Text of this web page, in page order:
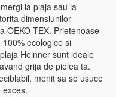
la plaja sau la
dimensiunilor
OEKO-TEX. Prietenoase
ecologice si
Heinner sunt ideale
grija de pielea ta.
menit sa se usuce